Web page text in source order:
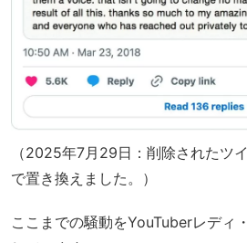
（2025年7月29日：削除されたツ
で置き換えました。）
ここまでの騒動をYouTuberレディ